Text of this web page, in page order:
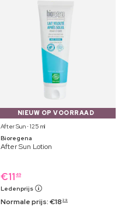
NIEUW OP VOORRAAD
After Sun ⋅ 125 ml
Bioregena
After Sun Lotion
€11 49
Ledenprijs
Normale prijs:€18 29